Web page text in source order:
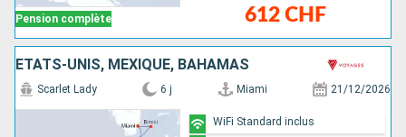
Pension complète 612 CHF
ÉTATS-UNIS, MEXIQUE, BAHAMAS
Scarlet Lady 6 j Miami 21/12/2026
WiFi Standard inclus